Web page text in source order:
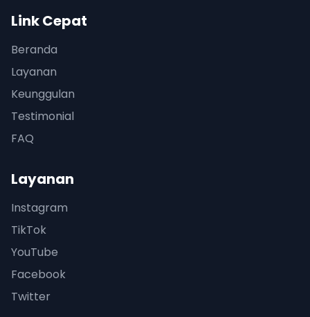
Link Cepat
Beranda
Layanan
Keunggulan
Testimonial
FAQ
Layanan
Instagram
TikTok
YouTube
Facebook
Twitter